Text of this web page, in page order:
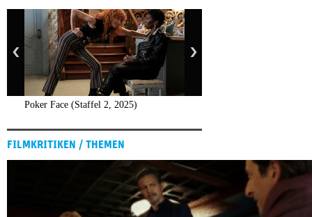
Poker Face (Staffel 2, 2025)
FILMKRITIKEN / THEMEN